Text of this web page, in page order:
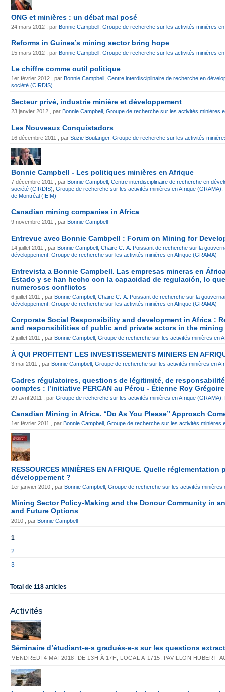
ONG et minières : un débat mal posé
24 mars 2012 , parBonnie Campbell ,Groupe de recherche sur les activités minières
Reforms in Guinea’s mining sector bring hope
15 mars 2012 , parBonnie Campbell ,Groupe de recherche sur les activités minières
Le chiffre comme outil politique
1er février 2012 , par Bonnie Campbell ,Centre interdisciplinaire de recherche en
société (CIRDIS)
Secteur privé, industrie minière et développement
23 janvier 2012 , parBonnie Campbell ,Groupe de recherche sur les activités minières
Les Nouveaux Conquistadors
16 décembre 2011 , parSuzie Boulanger,Groupe de recherche sur les activités
Bonnie Campbell - Les politiques minières en Afrique
7 décembre 2011 , parBonnie Campbell ,Centre interdisciplinaire de recherche en
société (CIRDIS) ,Groupe de recherche sur les activités minières en Afrique (GRAMA)
de Montréal (IEIM)
Canadian mining companies in Africa
9 novembre 2011 , parBonnie Campbell
Entrevue avec Bonnie Cambpell : Forum on Mining for
14 juillet 2011 , par Bonnie Campbell ,Chaire C.-A. Poissant de recherche sur la
développement,Groupe de recherche sur les activités minières en Afrique (GRAMA)
Entrevista a Bonnie Campbell. Las empresas mineras en
Estado y se han hecho con la capacidad de regulación, lo
numerosos conflictos
6 juillet 2011 , parBonnie Campbell ,Chaire C.-A. Poissant de recherche sur la
développement ,Groupe de recherche sur les activités minières en Afrique (GRAMA)
Corporate Social Responsibility and development in Africa :
and responsibilities of public and private actors in the
2 juillet 2011 , parBonnie Campbell ,Groupe de recherche sur les activités minières en
À QUI PROFITENT LES INVESTISSEMENTS MINIERS EN
3 mai 2011 , par Bonnie Campbell ,Groupe de recherche sur les activités minières en
Cadres régulatoires, questions de légitimité, de
comptes : l’initiative PERCAN au Pérou - Étienne Roy Grégoire
29 avril 2011 , parGroupe de recherche sur les activités minières en Afrique (GRAMA) ,
Canadian Mining in Africa. “Do As You Please” Approach
1er février 2011 , par Bonnie Campbell ,Groupe de recherche sur les activités minières
RESSOURCES MINIÈRES EN AFRIQUE. Quelle réglementation
développement ?
1er janvier 2010 , parBonnie Campbell ,Groupe de recherche sur les activités minières
Mining Sector Policy-Making and the Donour Community in
and Future Options
2010 , parBonnie Campbell
1
2
3
Total de 118 articles
Activités
Séminaire d’étudiant-e-s gradués-e-s sur les questions
VENDREDI 4 MAI 2018, DE 13H À 17H, LOCAL A-1715, PAVILLON HUBERT-